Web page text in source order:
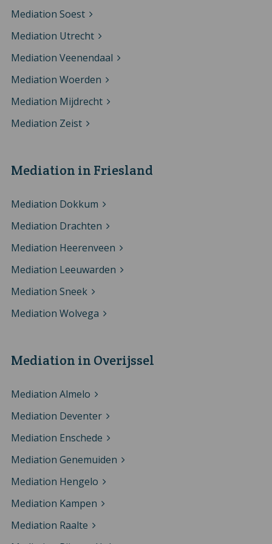
Mediation Soest
Mediation Utrecht
Mediation Veenendaal
Mediation Woerden
Mediation Mijdrecht
Mediation Zeist
Mediation in Friesland
Mediation Dokkum
Mediation Drachten
Mediation Heerenveen
Mediation Leeuwarden
Mediation Sneek
Mediation Wolvega
Mediation in Overijssel
Mediation Almelo
Mediation Deventer
Mediation Enschede
Mediation Genemuiden
Mediation Hengelo
Mediation Kampen
Mediation Raalte